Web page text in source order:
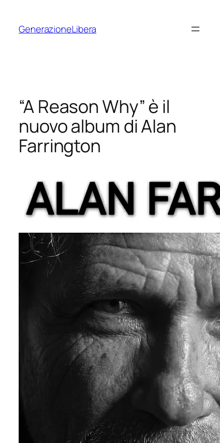
contenuto
GenerazioneLibera
“A Reason Why” è il
nuovo album di Alan
Farrington